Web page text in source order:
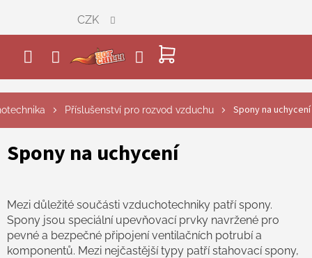
obsah
NÁKUPNÍ
KOŠÍK
CZK
Příslušenství pro rozvod vzduchu Spony na uchycení
Spony na uchycení
Mezi důležité součásti vzduchotechniky patří spony.
Spony jsou speciální upevňovací prvky navržené pro
pevné a bezpečné připojení ventilačních potrubí a
komponentů. Mezi nejčastější typy patří stahovací spony,